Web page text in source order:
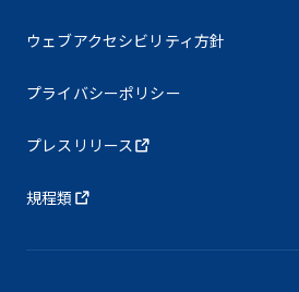
ウェブアクセシビリティ方針
プライバシーポリシー
プレスリリース
規程類